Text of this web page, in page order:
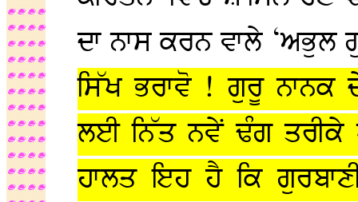
ਦਾ ਨਾਸ ਕਰਨ ਵਾਲੇ ‘ਅਭੁਲ
ਸਿੱਖ ਭਰਾਵੋ ! ਗੁਰੂ
ਲਈ ਨਿੱਤ ਨਵੇਂ ਢੰਗ ਤਰੀਕੇ
ਹਾਲਤ ਇਹ ਹੈ ਕਿ